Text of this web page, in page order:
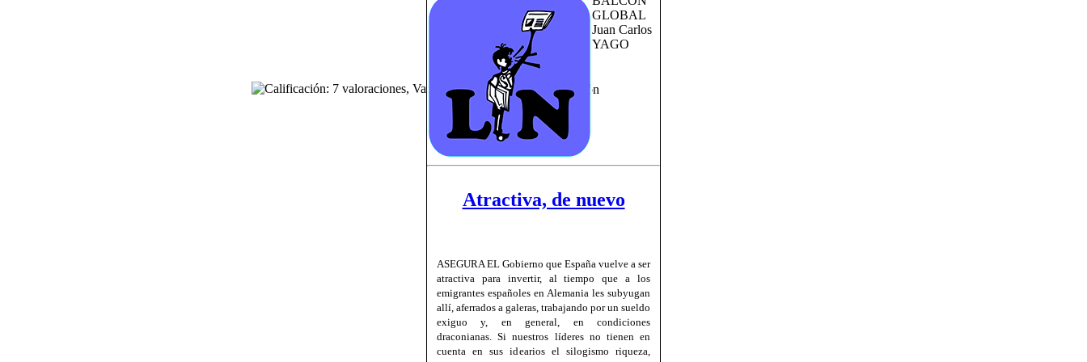
GLOBAL
Juan Carlos
YAGO
Atractiva, de nuevo
ASEGURA EL Gobierno que España vuelve a ser
atractiva para invertir, al tiempo que a los
emigrantes españoles en Alemania les subyugan
allí, aferrados a galeras, trabajando por un sueldo
exiguo y, en general, en condiciones
draconianas. Si nuestros líderes no tienen en
cuenta en sus idearios el silogismo riqueza,